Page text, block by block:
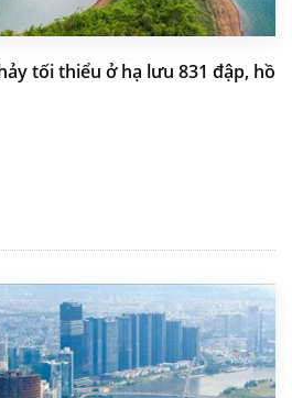
tối thiểu ở hạ lưu 831 đập, hồ